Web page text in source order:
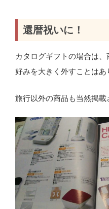
還暦祝いに！
カタログギフトの場合は、
好みを大きく外すことはあ
旅行以外の商品も当然掲載